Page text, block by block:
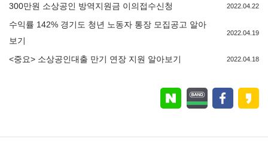
300만원 소상공인 방역지원금 이의접수신청 2022.04.22
수익률 142% 경기도 청년 노동자 통장 모집공고 알아
보기
2022.04.19
<중요> 소상공인대출 만기 연장 지원 알아보기 2022.04.18